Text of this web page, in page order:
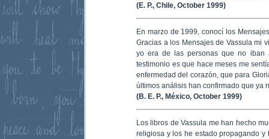
(E. P., Chile, October 1999)
En marzo de 1999, conocí los
Gracias a los Mensajes de Vassula mi
yo era de las personas que no iban
testimonio es que hace meses me
enfermedad del corazón, que para
últimos análisis han confirmado que ya
(B. E. P., México, October 1999)
Los libros de Vassula me han hecho
religiosa y los he estado propagando